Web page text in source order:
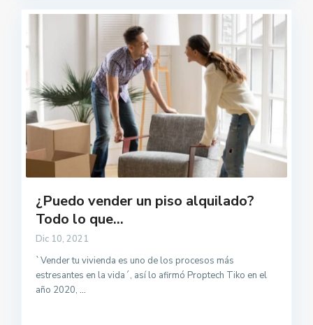
¿Puedo vender un piso alquilado?
Todo lo que...
Dic 10, 2021
`Vender tu vivienda es uno de los procesos más
estresantes en la vida´, así lo afirmó Proptech Tiko en el
año 2020,...